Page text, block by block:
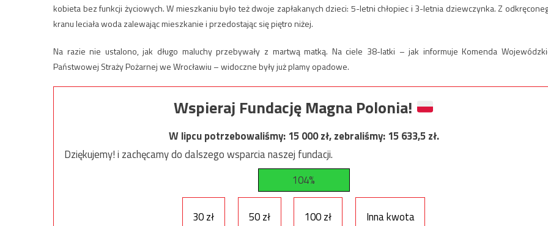
kobieta bez funkcji życiowych. W mieszkaniu było też dwoje zapłakanych dzieci: 5-letni chłopiec i 3-letnia dziewczynka. Z
kranu leciała woda zalewając mieszkanie i przedostając się piętro niżej.
Na razie nie ustalono, jak długo maluchy przebywały z martwą matką. Na ciele 38-latki – jak informuje Komenda
Państwowej Straży Pożarnej we Wrocławiu – widoczne były już plamy opadowe.
Wspieraj Fundację Magna Polonia!
W lipcu potrzebowaliśmy:15 000zł, zebraliśmy:15 633,5zł.
Dziękujemy! i zachęcamy do dalszego wsparcia naszej fundacji.
104%
30 zł 50 zł 100 zł
Inna kwota